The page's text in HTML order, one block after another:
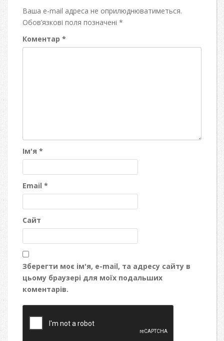
Ваша e-mail адреса не оприлюднюватиметься.
Обов’язкові поля позначені *
Коментар *
Ім'я *
Email *
Сайт
Зберегти моє ім'я, e-mail, та адресу сайту в
цьому браузері для моїх подальших
коментарів.